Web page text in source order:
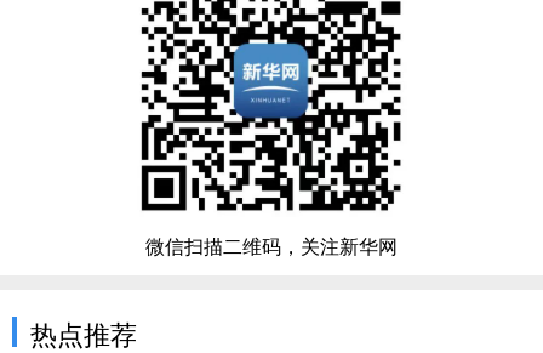
微信扫描二维码，关注新华网
热点推荐